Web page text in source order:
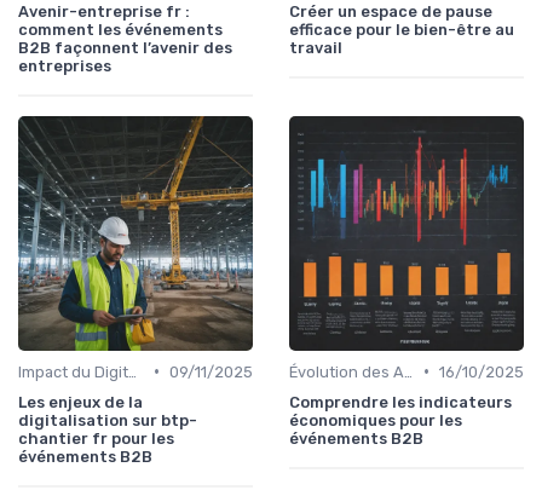
Avenir-entreprise fr :
comment les événements
B2B façonnent l’avenir des
entreprises
Créer un espace de pause
efficace pour le bien-être au
travail
• 09/11/2025
Les enjeux de la
digitalisation sur btp-
chantier fr pour les
événements B2B
• 16/10/2025
Comprendre les indicateurs
économiques pour les
événements B2B